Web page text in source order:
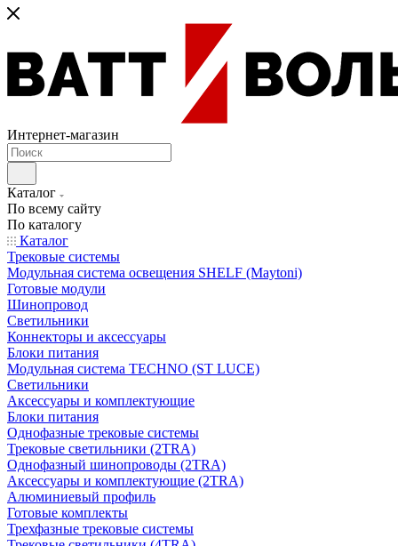
Интернет-магазин
Каталог
По всему сайту
По каталогу
Каталог
Трековые системы
Модульная система освещения SHELF (Maytoni)
Готовые модули
Шинопровод
Светильники
Коннекторы и аксессуары
Блоки питания
Модульная система TECHNO (ST LUCE)
Светильники
Аксессуары и комплектующие
Блоки питания
Однофазные трековые системы
Трековые светильники (2TRA)
Однофазный шинопроводы (2TRA)
Аксессуары и комплектующие (2TRA)
Алюминиевый профиль
Готовые комплекты
Трехфазные трековые системы